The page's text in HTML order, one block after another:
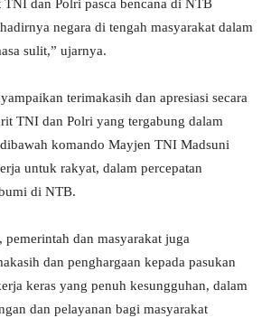
TNI dan Polri pasca bencana di NTB
negara di tengah masyarakat dalam
sulit,” ujarnya.
terimakasih dan apresiasi secara
TNI dan Polri yang tergabung dalam
komando Mayjen TNI Madsuni
untuk rakyat, dalam percepatan
di NTB.
pemerintah dan masyarakat juga
dan penghargaan kepada pasukan
keras yang penuh kesungguhan, dalam
dan pelayanan bagi masyarakat